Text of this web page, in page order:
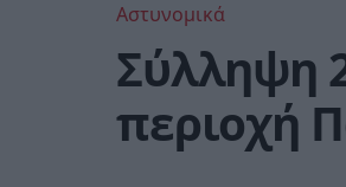
Αστυνομικά
Σύλληψη
περιοχή